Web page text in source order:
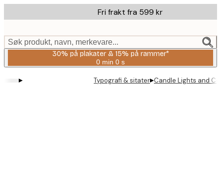
to
content.
Fri frakt fra 599 kr
Søk produkt, navn, merkevare...
30% på plakater & 15% på rammer*
0 min 0 s
Gyldig
og
▸ Typografi & sitater▸Candle Lights and